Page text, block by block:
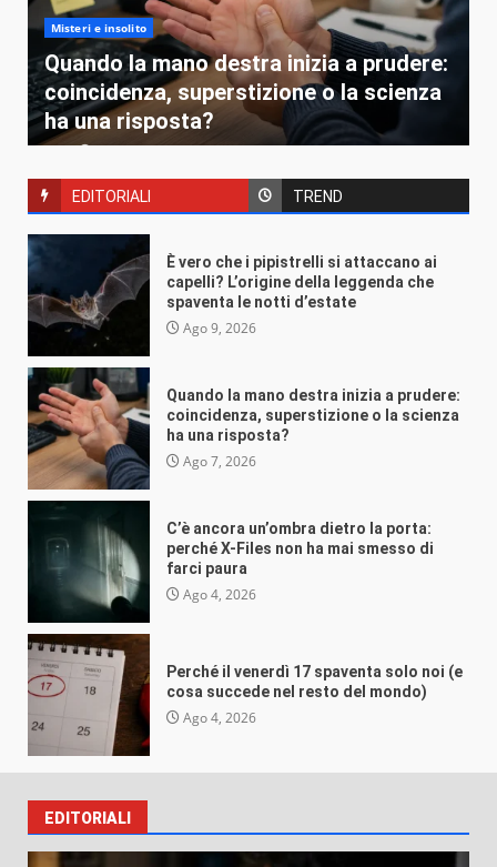
Misteri e insolito
Quando la mano destra inizia a prudere:
coincidenza, superstizione o la scienza
ha una risposta?
VEB Ago 7, 2026
Misteri e insolito
C’è ancora un’ombra dietro la porta:
perché X-Files non ha mai smesso di
farci paura
VEB Ago 4, 2026
Misteri e insolito
Perché il venerdì 17 spaventa solo noi
(e cosa succede nel resto del mondo)
VEB Ago 4, 2026
L’irresistibile fascino delle rovine:
perché non riusciamo a distogliere lo
EDITORIALI TREND
È vero che i pipistrelli si attaccano ai
capelli? L’origine della leggenda che
spaventa le notti d’estate
Ago 9, 2026
Quando la mano destra inizia a prudere:
coincidenza, superstizione o la scienza
ha una risposta?
Ago 7, 2026
C’è ancora un’ombra dietro la porta:
perché X-Files non ha mai smesso di
farci paura
Ago 4, 2026
Perché il venerdì 17 spaventa solo noi (e
cosa succede nel resto del mondo)
Ago 4, 2026
EDITORIALI